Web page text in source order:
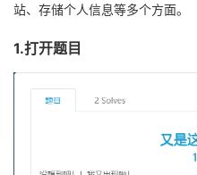
学
持
站、存储个人信息等多个方面。
1.打开题目